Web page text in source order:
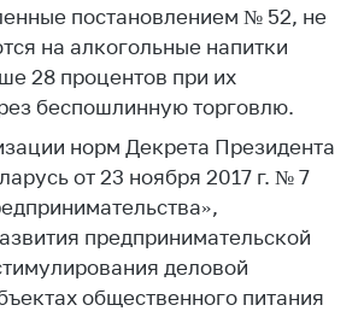
в
постановлением № 52, не
на алкогольные напитки
28 процентов при их
беспошлинную торговлю.
норм Декрета Президента
от 23 ноября 2017 г. № 7
предпринимательской
деловой
общественного питания